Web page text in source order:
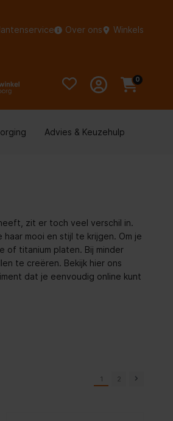
Over ons Winkels
0
Advies & Keuzehulp
zit er toch veel verschil in.
mooi en stijl te krijgen. Om je
of titanium platen. Bij minder
te creëren. Bekijk hier ons
dat je eenvoudig online kunt
1 2